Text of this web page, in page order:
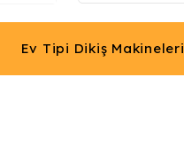
Ev Tipi Dikiş Makineleri